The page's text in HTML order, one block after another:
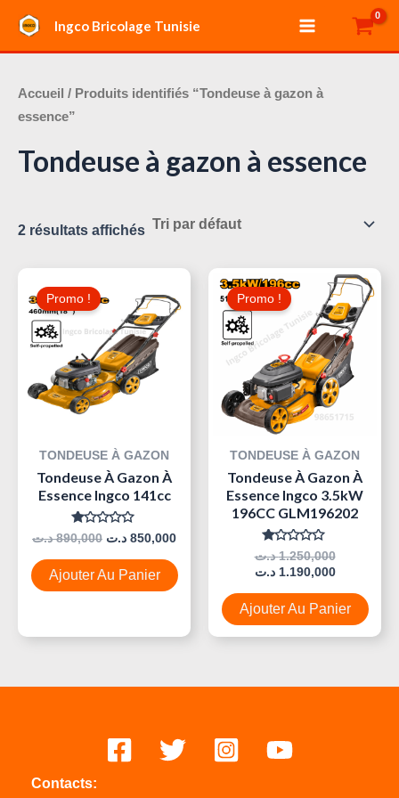
contenu
Ingco Bricolage Tunisie
Main
Menu
Accueil / Produits identifiés “Tondeuse à gazon à
essence”
Tondeuse à gazon à essence
2 résultats affichés
Promo !
TONDEUSE À GAZON
Tondeuse À Gazon À
Essence Ingco 141cc
Note
0
Sur
5
890,000 د.ت
Initial
Était :
850,000 د.ت
Le
Actuel
850,000 د.ت.
Ajouter Au Panier
Promo !
TONDEUSE À GAZON
Tondeuse À Gazon À
Essence Ingco 3.5kW
196CC GLM196202
Note
0
Sur
1.250,000 د.ت
Le
Prix
Initial
Était :
1.190,000 د.ت
Le
Prix
Actuel
Est :
Ajouter Au Panier
Contacts: